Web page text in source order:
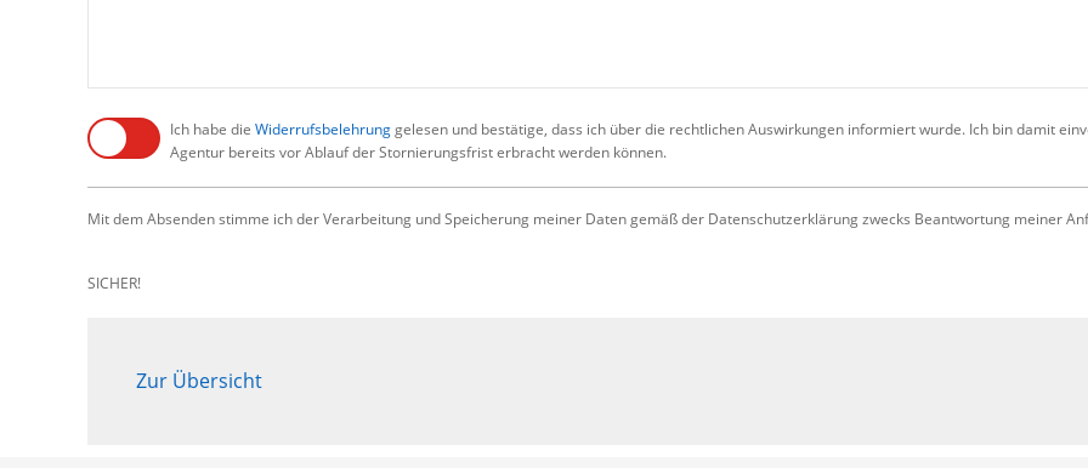
Ich habe die Widerrufsbelehrunggelesen und bestätige, dass ich über die rechtlichen Auswirkungen informiert wurde. Ich bin damit
Agentur bereits vor Ablauf der Stornierungsfrist erbracht werden können.
Mit dem Absenden stimme ich der Verarbeitung und Speicherung meiner Daten gemäß der Datenschutzerklärung zwecks Beantwortung meiner
SICHER!
Zur Übersicht